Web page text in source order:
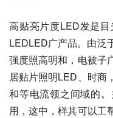
高贴亮片度LED发是
LEDLED广产品。由泛
强度照高明和，电被子
居贴片照明LED、时商
和等电流领之间域的
用，这中，样其可以工